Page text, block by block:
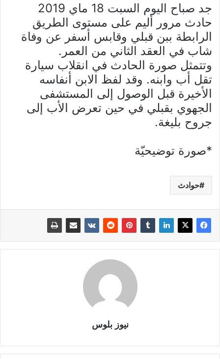
جد صباح اليوم السبت 18 ماي 2019
حادث مرور أليم على مستوى الطريق
الرابطة ببن قبلي وقابس أسفر عن وفاة
شاب في العقد الثاني من العمر.
وتتمثل صورة الحادث في انقلاب سيارة
تقل أب وابنه. وقد لفظ الابن أنفاسه
الأخيرة قبل الوصول إلى المستشفى
الجهوي بقبلي في حين تعرض الأب إلى
جروح بليغة.
*صورة توضيحيّة
حوادث
نيوز بلوس